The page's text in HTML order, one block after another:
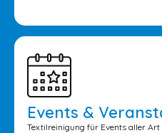
Events &
Textilreinigung für Events aller Art